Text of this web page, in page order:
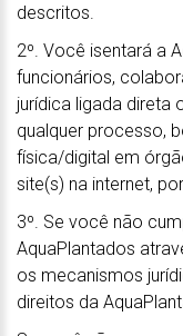
descritos.
2º. Você isentará a
funcionários,
jurídica ligada direta
qualquer processo,
física/digital em
site(s) na internet,
3º. Se você não
AquaPlantados
os mecanismos
direitos da